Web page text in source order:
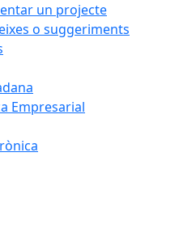
un projecte
o suggeriments
Empresarial